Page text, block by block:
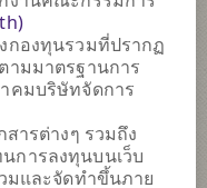
7
18.5035
กองทุนรวมที่ปรากฏ
ามมาตรฐานการ
คมบริษัทจัดการ
ารต่างๆ รวมถึง
การลงทุนบนเว็บ
มและจัดทำขึ้นภาย